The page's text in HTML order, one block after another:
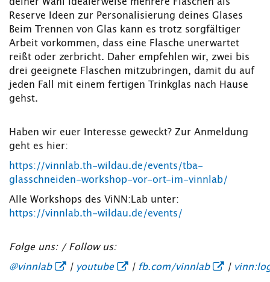
Reserve Ideen zur Personalisierung deines Glases
Beim Trennen von Glas kann es trotz sorgfältiger
Arbeit vorkommen, dass eine Flasche unerwartet
reißt oder zerbricht. Daher empfehlen wir, zwei bis
drei geeignete Flaschen mitzubringen, damit du auf
jeden Fall mit einem fertigen Trinkglas nach Hause
gehst.
Haben wir euer Interesse geweckt? Zur Anmeldung
geht es hier:
https://vinnlab.th-wildau.de/events/tba-
glasschneiden-workshop-vor-ort-im-vinnlab/
Alle Workshops des ViNN:Lab unter:
https://vinnlab.th-wildau.de/events/
Folge uns: / Follow us:
@vinnlab | youtube | fb.com/vinnlab |